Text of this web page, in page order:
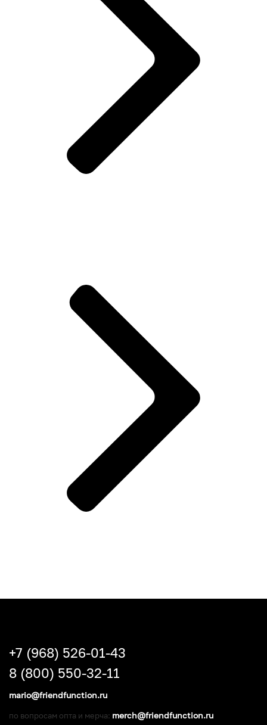
+7 (968) 526-01-43
8 (800) 550-32-11
mario@friendfunction.ru
по вопросам опта и мерча: merch@friendfunction.ru